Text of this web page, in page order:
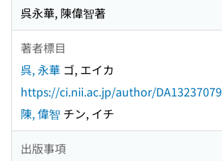
呉永華, 陳偉智著
著者標目
呉, 永華 ゴ, エイカ
https://ci.nii.ac.jp/author/DA13237079
陳, 偉智 チン, イチ
出版事項